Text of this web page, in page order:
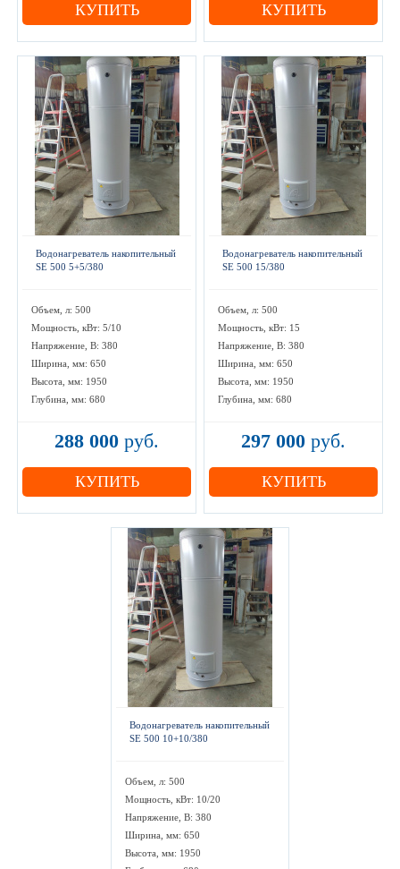
КУПИТЬ КУПИТЬ
Водонагреватель накопительный
SE 500 5+5/380
Объем, л: 500
Мощность, кВт: 5/10
Напряжение, В: 380
Ширина, мм: 650
Высота, мм: 1950
Глубина, мм: 680
288 000 руб.
КУПИТЬ
Водонагреватель накопительный
SE 500 15/380
Объем, л: 500
Мощность, кВт: 15
Напряжение, В: 380
Ширина, мм: 650
Высота, мм: 1950
Глубина, мм: 680
297 000 руб.
КУПИТЬ
Водонагреватель накопительный
SE 500 10+10/380
Объем, л: 500
Мощность, кВт: 10/20
Напряжение, В: 380
Ширина, мм: 650
Высота, мм: 1950